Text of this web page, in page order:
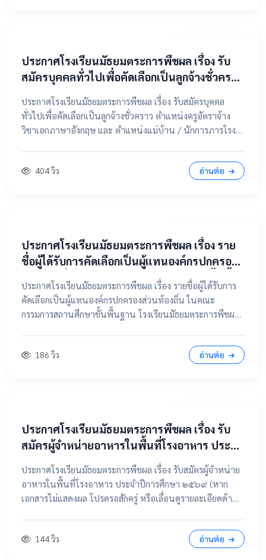
ประกาศโรงเรียนมัธยมตระการพืชผล เรื่อง รับ
สมัครบุคคลทั่วไปเพื่อคัดเลือกเป็นลูกจ้างชั่วคราว
ตำแหน่งครูอัตราจ้าง วิชาเอกภาษาอังกฤษ และ
ตำแหน่งแม่บ้าน / นักการภารโรง
ประกาศโรงเรียนมัธยมตระการพืชผล เรื่อง รับสมัครบุคคล
ทั่วไปเพื่อคัดเลือกเป็นลูกจ้างชั่วคราว ตำแหน่งครูอัตราจ้าง
วิชาเอกภาษาอังกฤษ และ ตำแหน่งแม่บ้าน / นักการภารโรง
404 วิว อ่านต่อ
ประกาศโรงเรียนมัธยมตระการพืชผล เรื่อง ราย
ชื่อผู้ได้รับการคัดเลือกเป็นผู้แทนองค์กรปกครอง
ส่วนท้องถิ่น ในคณะกรรมการสถานศึกษาขั้นพื้น
ฐาน
ประกาศโรงเรียนมัธยมตระการพืชผล เรื่อง รายชื่อผู้ได้รับการ
คัดเลือกเป็นผู้แทนองค์กรปกครองส่วนท้องถิ่น ในคณะ
กรรมการสถานศึกษาขั้นพื้นฐาน โรงเรียนมัธยมตระการพืชผล
186 วิว อ่านต่อ
ประกาศโรงเรียนมัธยมตระการพืชผล เรื่อง รับ
สมัครผู้จำหน่ายอาหารในพื้นที่โรงอาหาร ประจำ
ปีการศึกษา ๒๕๖๙
ประกาศโรงเรียนมัธยมตระการพืชผล เรื่อง รับสมัครผู้จำหน่าย
อาหารในพื้นที่โรงอาหาร ประจำปีการศึกษา ๒๕๖๙ (หาก
เอกสารไม่แสดงผล โปรดรอสักครู่ หรือเลื่อนดูรายละเอียดด้าน
144 วิว อ่านต่อ